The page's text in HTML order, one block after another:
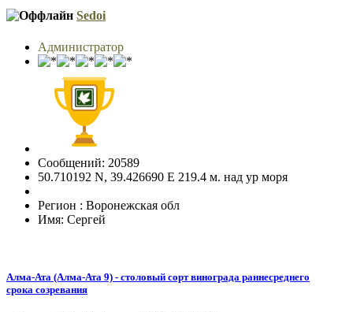
Sedoi
Администратор
Сообщений: 20589
50.710192 N, 39.426690 E 219.4 м. над ур моря
Регион : Воронежская обл
Имя: Сергей
Алма-Ата (Алма-Ата 9) - столовый сорт винограда раннесреднего
срока созревания